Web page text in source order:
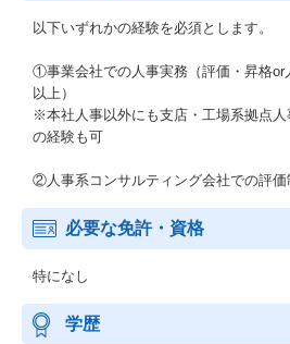
以下いずれかの経験を必須とします。
①事業会社での人事実務（評価・昇格or
以上）
※本社人事以外にも支店・工場系拠点
の経験も可
②人事系コンサルティング会社での評価
必要な免許・資格
特になし
学歴